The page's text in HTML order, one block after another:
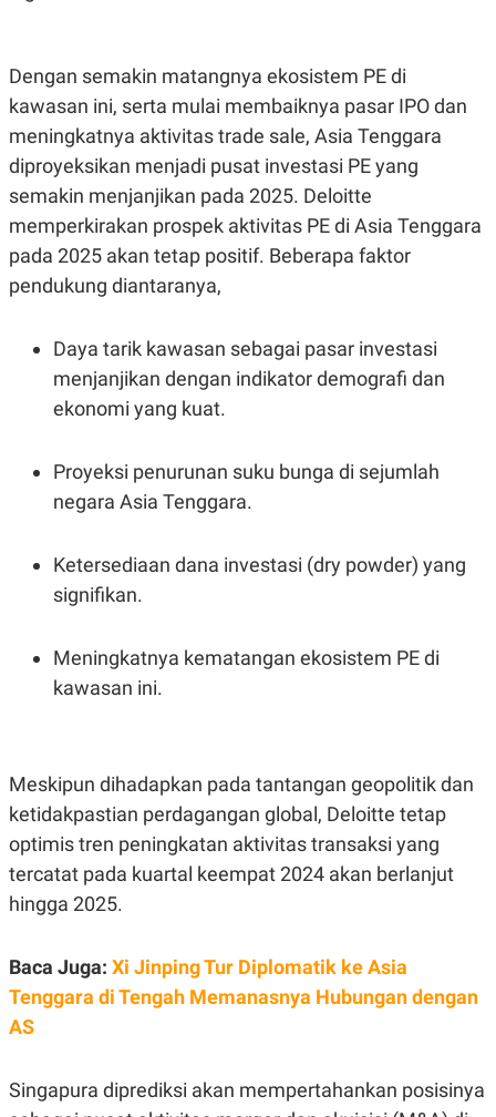
Dengan semakin matangnya ekosistem PE di
kawasan ini, serta mulai membaiknya pasar IPO dan
meningkatnya aktivitas trade sale, Asia Tenggara
diproyeksikan menjadi pusat investasi PE yang
semakin menjanjikan pada 2025. Deloitte
memperkirakan prospek aktivitas PE di Asia Tenggara
pada 2025 akan tetap positif. Beberapa faktor
pendukung diantaranya,
Daya tarik kawasan sebagai pasar investasi
menjanjikan dengan indikator demografi dan
ekonomi yang kuat.
Proyeksi penurunan suku bunga di sejumlah
negara Asia Tenggara.
Ketersediaan dana investasi (dry powder) yang
signifikan.
Meningkatnya kematangan ekosistem PE di
kawasan ini.
Meskipun dihadapkan pada tantangan geopolitik dan
ketidakpastian perdagangan global, Deloitte tetap
optimis tren peningkatan aktivitas transaksi yang
tercatat pada kuartal keempat 2024 akan berlanjut
hingga 2025.
Baca Juga: Xi Jinping Tur Diplomatik ke Asia
Tenggara di Tengah Memanasnya Hubungan dengan
AS
Singapura diprediksi akan mempertahankan posisinya